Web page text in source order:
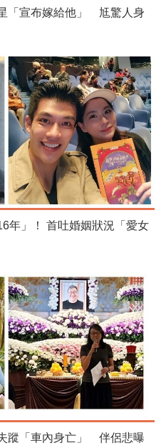
「宣布嫁給他」 尪驚人身
年」！ 首吐婚姻狀況「愛女
蹤「車內身亡」 伴侶悲曝